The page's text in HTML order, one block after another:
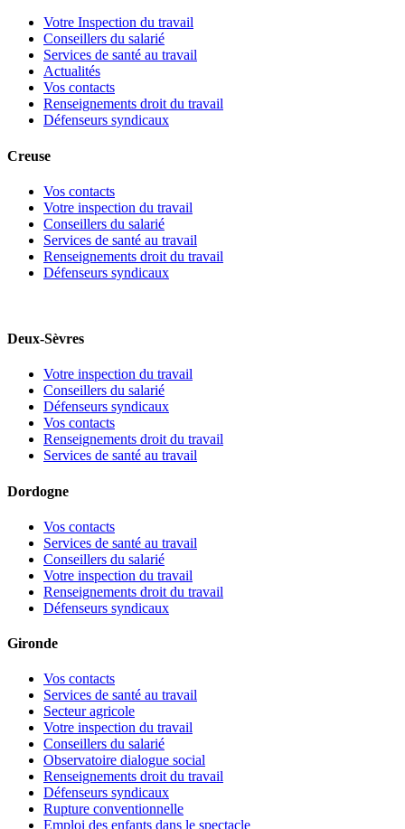
Votre Inspection du travail
Conseillers du salarié
Services de santé au travail
Actualités
Vos contacts
Renseignements droit du travail
Défenseurs syndicaux
Creuse
Vos contacts
Votre inspection du travail
Conseillers du salarié
Services de santé au travail
Renseignements droit du travail
Défenseurs syndicaux
Deux-Sèvres
Votre inspection du travail
Conseillers du salarié
Défenseurs syndicaux
Vos contacts
Renseignements droit du travail
Services de santé au travail
Dordogne
Vos contacts
Services de santé au travail
Conseillers du salarié
Votre inspection du travail
Renseignements droit du travail
Défenseurs syndicaux
Gironde
Vos contacts
Services de santé au travail
Secteur agricole
Votre inspection du travail
Conseillers du salarié
Observatoire dialogue social
Renseignements droit du travail
Défenseurs syndicaux
Rupture conventionnelle
Emploi des enfants dans le spectacle